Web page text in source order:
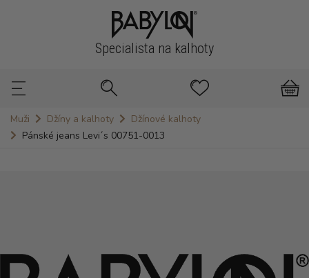
Specialista na kalhoty
Muži Džíny a kalhoty
Džínové kalhoty
Pánské jeans Levi´s 00751-0013